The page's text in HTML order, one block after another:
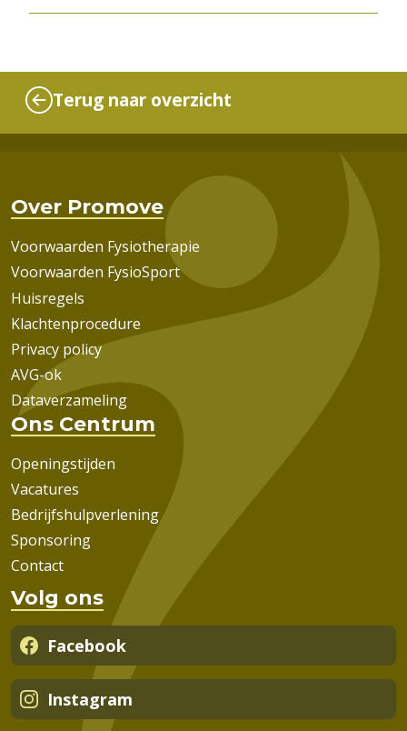
Terug naar overzicht
Over Promove
Voorwaarden Fysiotherapie
Voorwaarden FysioSport
Huisregels
Klachtenprocedure
Privacy policy
AVG-ok
Dataverzameling
Ons Centrum
Openingstijden
Vacatures
Bedrijfshulpverlening
Sponsoring
Contact
Volg ons
Facebook
Instagram